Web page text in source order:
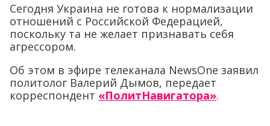
Сегодня Украина не готова к нормализации
отношений с Российской Федерацией,
поскольку та не желает признавать себя
агрессором.
Об этом в эфире телеканала NewsOne заявил
политолог Валерий Дымов, передает
корреспондент «ПолитНавигатора».